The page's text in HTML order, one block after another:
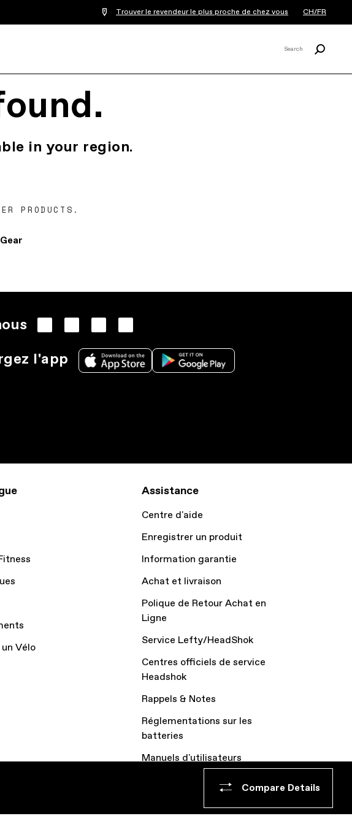
Trouver le revendeur le plus proche de chez vous CH/FR
Search
in your region.
PRODUCTS.
Gear
Compare Details
l'app
Vélo
Assistance
Centre d'aide
Enregistrer un produit
Information garantie
Achat et livraison
Polique de Retour Achat en
Ligne
Service Lefty/HeadShok
Centres officiels de service
Headshok
Rappels & Notes
Réglementations sur les
batteries
Manuels d'utilisateurs